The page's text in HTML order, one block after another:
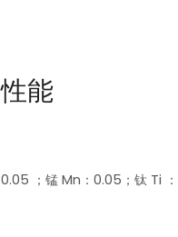
能
；锰 Mn：0.05；钛 Ti